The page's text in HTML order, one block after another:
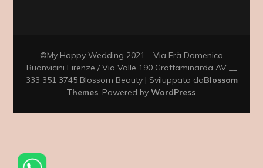
©My Happy Wedding 2021 - Via Frà Domenico
Buonvicini Firenze / Via Valle 190 Grottaminarda AV __
333 351 3745 Blossom Beauty | Sviluppato daBlossom
Themes. Powered by WordPress.